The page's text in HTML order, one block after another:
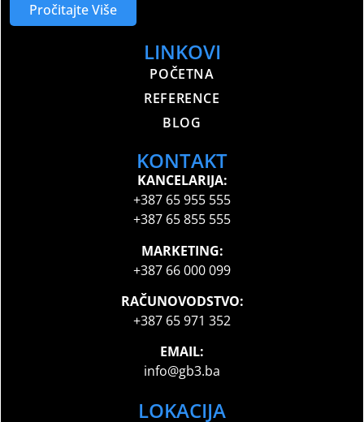
Pročitajte Više
LINKOVI
POČETNA
REFERENCE
BLOG
KONTAKT
KANCELARIJA:
+387 65 955 555
+387 65 855 555
MARKETING:
+387 66 000 099
RAČUNOVODSTVO:
+387 65 971 352
EMAIL:
info@gb3.ba
LOKACIJA